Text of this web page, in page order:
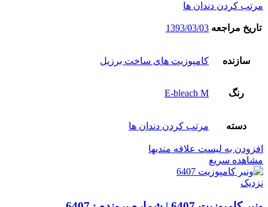
مرتب کردن دندان ها
تاریخ مراجعه 1393/03/03
سازنده کامپوزیت های ساخت برزیل
رنگ E-bleach M
دسته مرتب کردن دندان ها
افزودن به لیست علاقه مندیها
مشاهده سریع
نزدیک